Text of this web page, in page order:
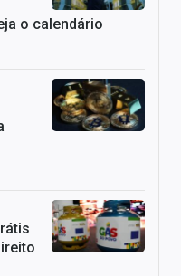
o calendário